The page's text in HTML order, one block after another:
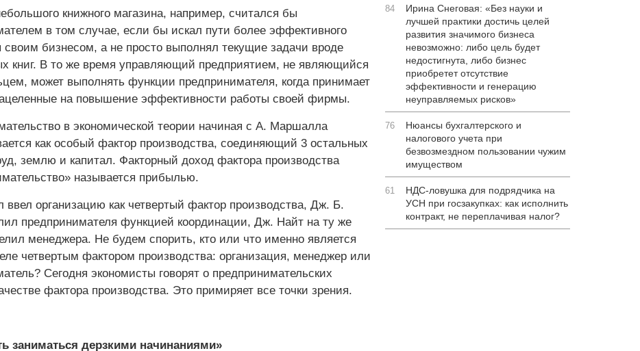
книжного магазина, например, считался бы
в том случае, если бы искал пути более эффективного
своим бизнесом, а не просто выполнял текущие задачи вроде
книг. В то же время управляющий предприятием, не являющийся
может выполнять функции предпринимателя, когда принимает
на повышение эффективности работы своей фирмы.
в экономической теории начиная с А. Маршалла
как особый фактор производства, соединяющий 3 остальных
землю и капитал. Факторный доход фактора производства
называется прибылью.
организацию как четвертый фактор производства, Дж. Б.
предпринимателя функцией координации, Дж. Найт на ту же
менеджера. Не будем спорить, кто или что именно является
четвертым фактором производства: организация, менеджер или
Сегодня экономисты говорят о предпринимательских
фактора производства. Это примиряет все точки зрения.
заниматься дерзкими начинаниями»
84
Ирина Снеговая: «Без науки и
лучшей практики достичь целей
развития значимого бизнеса
невозможно: либо цель будет
недостигнута, либо бизнес
приобретет отсутствие
эффективности и генерацию
неуправляемых рисков»
76
Нюансы бухгалтерского и
налогового учета при
безвозмездном пользовании чужим
имуществом
61
НДС-ловушка для подрядчика на
УСН при госзакупках: как исполнить
контракт, не переплачивая налог?